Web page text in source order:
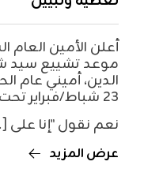
أعلن الأمين
موعد تشييع سيد
الدين، أميني عام
23 شباط/فبراير تحت شعار "إنا على العهد".
نعم نقول "إنا على
عرض المزيد